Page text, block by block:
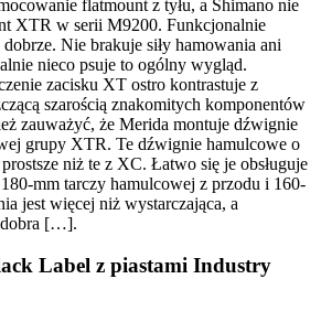
flatmount z tyłu, a Shimano nie
XTR w serii M9200. Funkcjonalnie
Nie brakuje siły hamowania ani
nieco psuje to ogólny wygląd.
zacisku XT ostro kontrastuje z
szarością znakomitych komponentów
zauważyć, że Merida montuje dźwignie
grupy XTR. Te dźwignie hamulcowe o
niż te z XC. Łatwo się je obsługuje
mm tarczy hamulcowej z przodu i 160-
jest więcej niż wystarczająca, a
dobra […].
Label z piastami Industry